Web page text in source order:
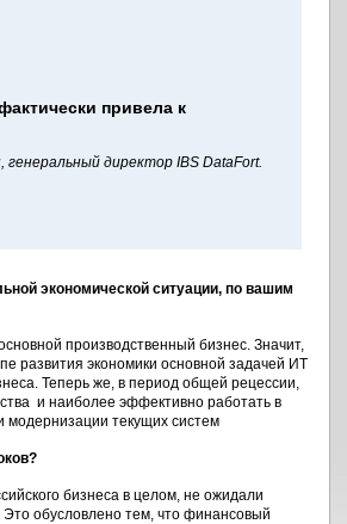
привела к
директор IBS DataFort.
экономической ситуации, по вашим
производственный бизнес. Значит,
развития экономики основной задачей ИТ
Теперь же, в период общей рецессии,
и наиболее эффективно работать в
модернизации текущих систем
бизнеса в целом, не ожидали
обусловлено тем, что финансовый